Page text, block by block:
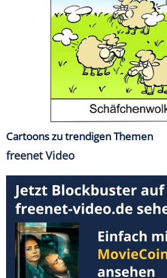
Cartoons zu trendigen Themen
freenet Video